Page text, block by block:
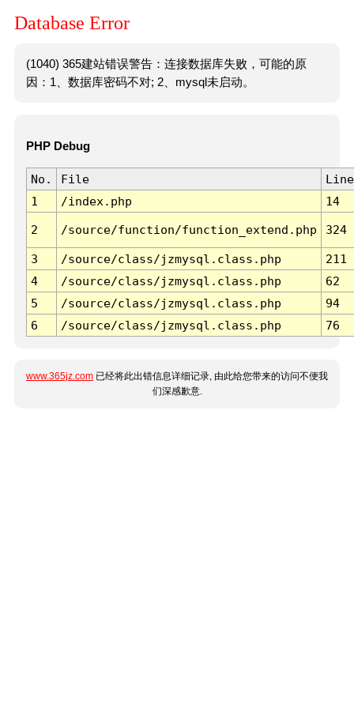
Database Error
(1040) 365建站错误警告：连接数据库失败，可能的原
因：1、数据库密码不对; 2、mysql未启动。
PHP Debug
No. File
Line
1
/index.php 14
2 /source/function/function_extend.php 324
3 /source/class/jzmysql.class.php
211
4
/source/class/jzmysql.class.php
62
5
/source/class/jzmysql.class.php
94
6
/source/class/jzmysql.class.php 76
www.365jz.com 已经将此出错信息详细记录, 由此给您带来的访问不便我
们深感歉意.